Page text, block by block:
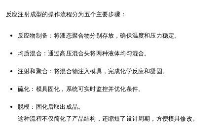
反应注射成型的操作流程分为五个主要步骤：
反应物制备：将液态聚合物分别存放，确保温度和压力稳定。
均质混合：通过高压混合头将两种液体均匀混合。
注射和聚合：将混合物注入模具，完成化学反应和凝固。
硫化：模具固化，系统可实时监控并优化条件。
脱模：固化后取出成品。
这种流程不仅简化了产品结构，还缩短了设计周期，方便模具修改。